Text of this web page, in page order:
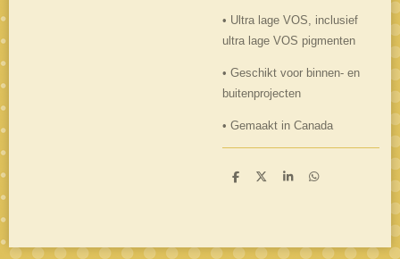
• Ultra lage VOS, inclusief
ultra lage VOS pigmenten
• Geschikt voor binnen- en
buitenprojecten
• Gemaakt in Canada
D
D
S
D